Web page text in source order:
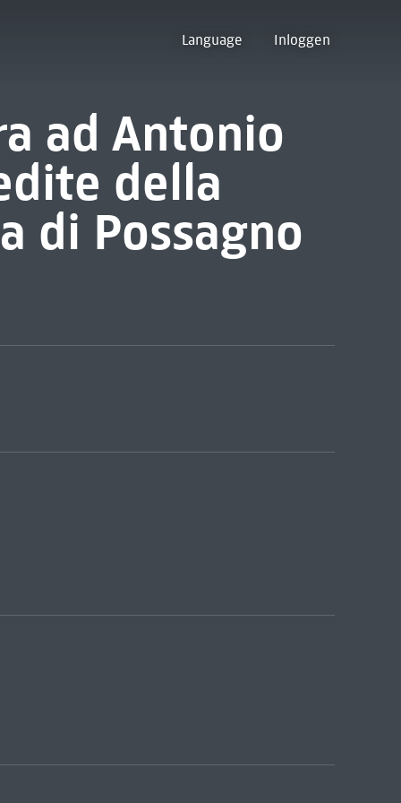
Language Inloggen
ad Antonio
della
di Possagno